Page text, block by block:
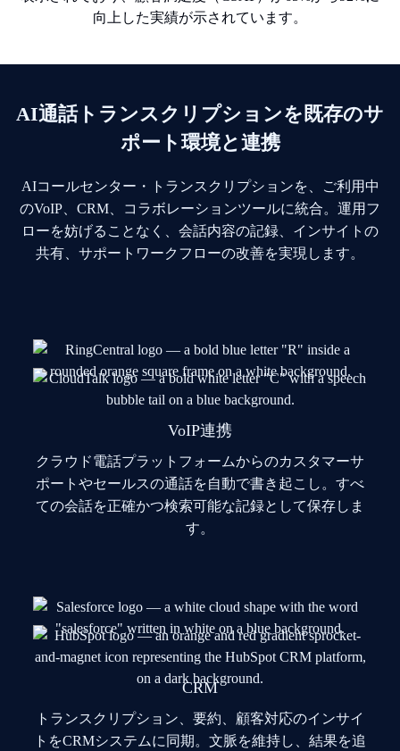
AI通話トランスクリプションを既存のサ
ポート環境と連携
AIコールセンター・トランスクリプションを、ご利用中
のVoIP、CRM、コラボレーションツールに統合。運用フ
ローを妨げることなく、会話内容の記録、インサイトの
共有、サポートワークフローの改善を実現します。
VoIP連携
クラウド電話プラットフォームからのカスタマーサ
ポートやセールスの通話を自動で書き起こし。すべ
ての会話を正確かつ検索可能な記録として保存しま
す。
CRM
トランスクリプション、要約、顧客対応のインサイ
トをCRMシステムに同期。文脈を維持し、結果を追